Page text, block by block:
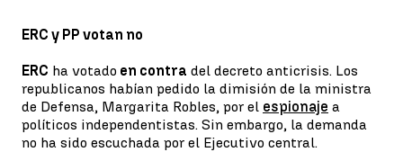
ERC y PP votan no
ERC ha votado en contra del decreto anticrisis. Los
republicanos habían pedido la dimisión de la ministra
de Defensa, Margarita Robles, por el espionaje a
políticos independentistas. Sin embargo, la demanda
no ha sido escuchada por el Ejecutivo central.